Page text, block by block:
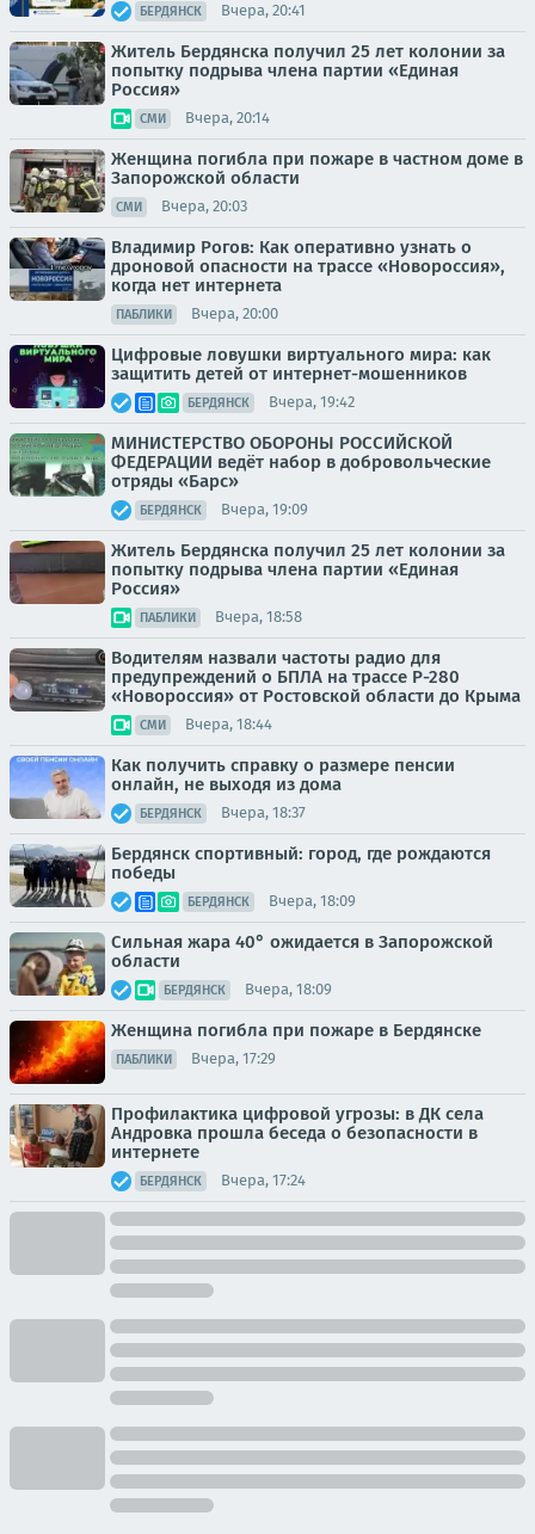
БЕРДЯНСК Вчера, 20:41
Житель Бердянска получил 25 лет колонии за
попытку подрыва члена партии «Единая
Россия»
СМИ Вчера, 20:14
Женщина погибла при пожаре в частном доме в
Запорожской области
СМИ Вчера, 20:03
Владимир Рогов: Как оперативно узнать о
дроновой опасности на трассе «Новороссия»,
когда нет интернета
ПАБЛИКИ Вчера, 20:00
Цифровые ловушки виртуального мира: как
защитить детей от интернет-мошенников
БЕРДЯНСК Вчера, 19:42
МИНИСТЕРСТВО ОБОРОНЫ РОССИЙСКОЙ
ФЕДЕРАЦИИ ведёт набор в добровольческие
отряды «Барс»
БЕРДЯНСК Вчера, 19:09
Житель Бердянска получил 25 лет колонии за
попытку подрыва члена партии «Единая
Россия»
ПАБЛИКИ Вчера, 18:58
Водителям назвали частоты радио для
предупреждений о БПЛА на трассе Р-280
«Новороссия» от Ростовской области до Крыма
СМИ Вчера, 18:44
Как получить справку о размере пенсии
онлайн, не выходя из дома
БЕРДЯНСК Вчера, 18:37
Бердянск спортивный: город, где рождаются
победы
БЕРДЯНСК Вчера, 18:09
Сильная жара 40° ожидается в Запорожской
области
БЕРДЯНСК Вчера, 18:09
Женщина погибла при пожаре в Бердянске
ПАБЛИКИ Вчера, 17:29
Профилактика цифровой угрозы: в ДК села
Андровка прошла беседа о безопасности в
интернете
БЕРДЯНСК Вчера, 17:24